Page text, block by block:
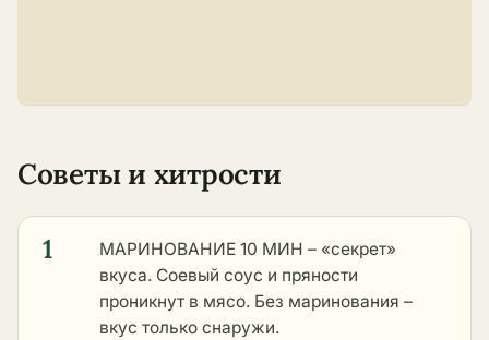
Советы и хитрости
1
МАРИНОВАНИЕ 10 МИН – «секрет»
вкуса. Соевый соус и пряности
проникнут в мясо. Без маринования –
вкус только снаружи.